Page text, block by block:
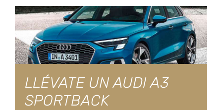
LLÉVATE UN AUDI A3
SPORTBACK